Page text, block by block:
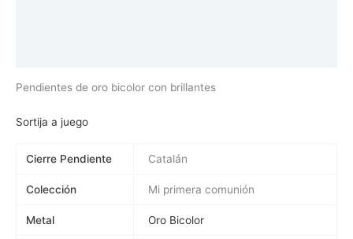
Pendientes de oro bicolor con brillantes
Sortija a juego
Cierre Pendiente Catalán
Colección Mi primera comunión
Metal Oro Bicolor